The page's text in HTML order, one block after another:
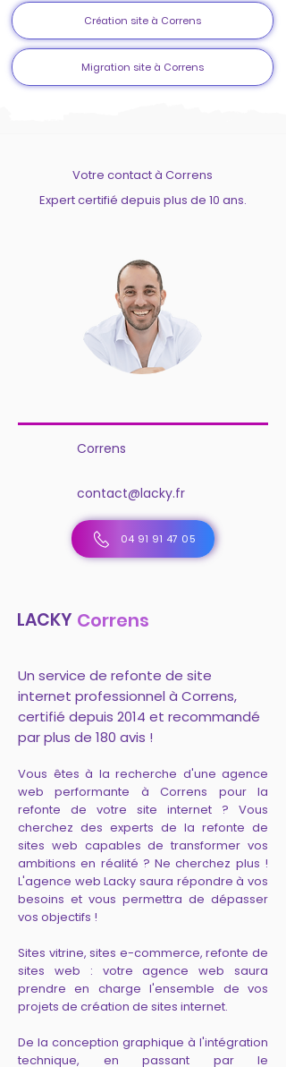
Création site à Correns
Migration site à Correns
Votre contact à Correns
Expert certifié depuis plus de 10 ans.
Correns
contact@lacky.fr
04 91 91 47 05
LACKY Correns
Un service de refonte de site
internet professionnel à Correns,
certifié depuis 2014 et recommandé
par plus de 180 avis !
Vous êtes à la recherche d'une agence
web performante à Correns pour la
refonte de votre site internet ? Vous
cherchez des experts de la refonte de
sites web capables de transformer vos
ambitions en réalité ? Ne cherchez plus !
L'agence web Lacky saura répondre à vos
besoins et vous permettra de dépasser
vos objectifs !
Sites vitrine, sites e-commerce, refonte de
sites web : votre agence web saura
prendre en charge l'ensemble de vos
projets de création de sites internet.
De la conception graphique à l'intégration
technique, en passant par le